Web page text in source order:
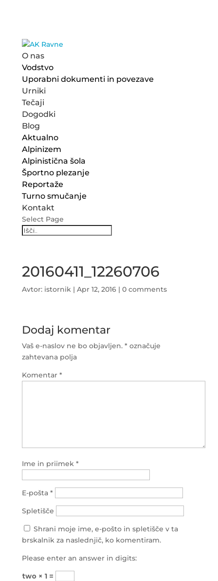
O nas
Vodstvo
Uporabni dokumenti in povezave
Urniki
Tečaji
Dogodki
Blog
Aktualno
Alpinizem
Alpinistična šola
Športno plezanje
Reportaže
Turno smučanje
Kontakt
Select Page
20160411_12260706
Avtor: istornik| Apr 12, 2016| 0 comments
Dodaj komentar
Vaš e-naslov ne bo objavljen. * označuje
zahtevana polja
Komentar *
Ime in priimek *
E-pošta *
Spletišče
Shrani moje ime, e-pošto in spletišče v ta
brskalnik za naslednjič, ko komentiram.
Please enter an answer in digits:
two × 1 =